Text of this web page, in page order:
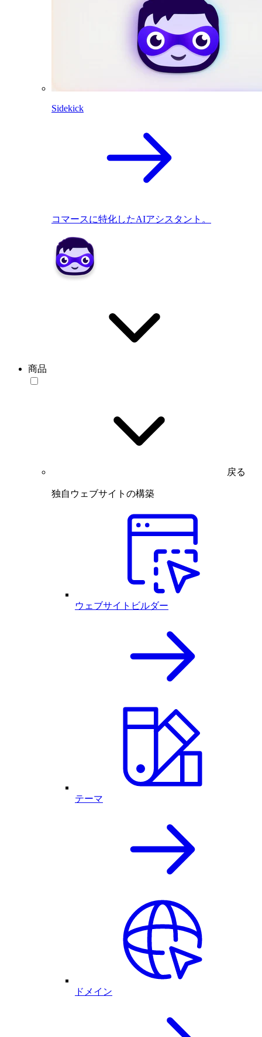
Sidekick
コマースに特化したAIアシスタント。
商品
戻る
独自ウェブサイトの構築
ウェブサイトビルダー
テーマ
ドメイン